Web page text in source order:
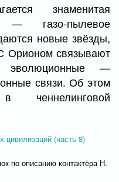
знаменитая
— газо-пылевое
новые звёзды,
Орионом связывают
эволюционные —
связи. Об этом
ченнелинговой
по описанию контактёра Н.